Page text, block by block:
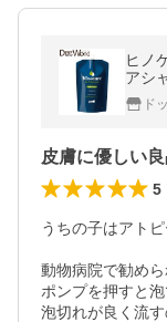
ヒノ
アシ
ド
皮膚に優しい
5
うちの子はアト
動物病院で勧めら
ポンプを押すと泡
泡切れが良く流す